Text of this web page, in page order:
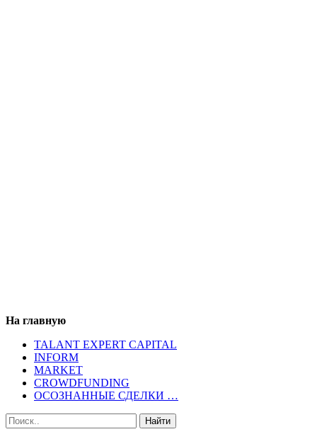
На главную
TALANT EXPERT CAPITAL
INFORM
MARKET
CROWDFUNDING
ОСОЗНАННЫЕ СДЕЛКИ …